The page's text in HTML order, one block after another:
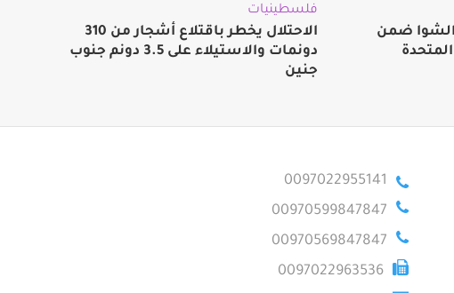
ضمن
فلسطينيات
الاحتلال يخطر باقتلاع أشجار من 310
دونمات والاستيلاء على 3.5 دونم جنوب
جنين
0097022955141
00970599847847
00970569847847
0097022963536